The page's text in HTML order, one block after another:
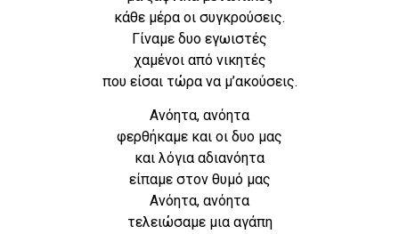
κάθε μέρα οι συγκρούσεις.
Γίναμε δυο εγωιστές
χαμένοι από νικητές
που είσαι τώρα να μ’ακούσεις.
Ανόητα, ανόητα
φερθήκαμε και οι δυο μας
και λόγια αδιανόητα
είπαμε στον θυμό μας
Ανόητα, ανόητα
τελειώσαμε μια αγάπη